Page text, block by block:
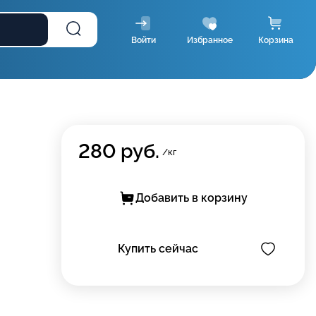
Войти Избранное Корзина
280 руб. /кг
Добавить в корзину
Купить сейчас